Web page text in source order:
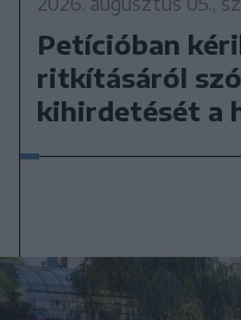
Petícióban
ritkításáról
kihirdetését a